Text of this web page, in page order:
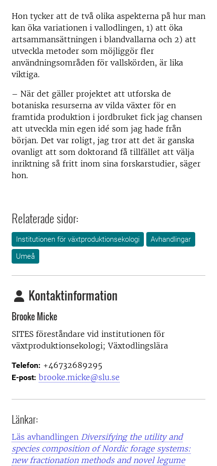
Hon tycker att de två olika aspekterna på hur man
kan öka variationen i vallodlingen, 1) att öka
artsammansättningen i blandvallarna och 2) att
utveckla metoder som möjliggör fler
användningsområden för vallskörden, är lika
viktiga.
– När det gäller projektet att utforska de
botaniska resurserna av vilda växter för en
framtida produktion i jordbruket fick jag chansen
att utveckla min egen idé som jag hade från
början. Det var roligt, jag tror att det är ganska
ovanligt att som doktorand få tillfället att välja
inriktning så fritt inom sina forskarstudier, säger
hon.
Relaterade sidor:
Institutionen för växtproduktionsekologi
Avhandlingar
Umeå
Kontaktinformation
Brooke Micke
SITES föreståndare vid institutionen för
växtproduktionsekologi; Växtodlingslära
Telefon: +46732689295
E-post: brooke.micke@slu.se
Länkar:
Läs avhandlingen Diversifying the utility and
species composition of Nordic forage systems:
new fractionation methods and novel legume